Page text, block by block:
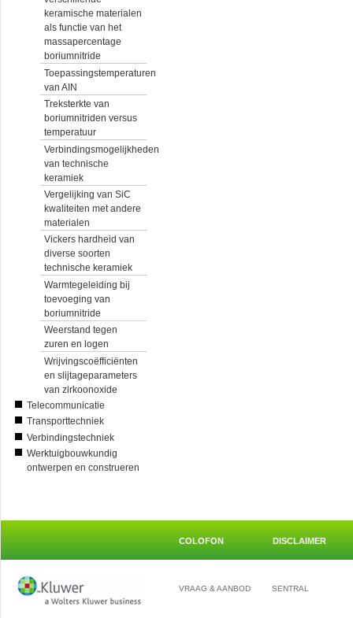
keramische materialen
als functie van het
massapercentage
boriumnitride
Toepassingstemperaturen
van AIN
Treksterkte van
boriumnitriden versus
temperatuur
Verbindingsmogelijkheden
van technische
keramiek
Vergelijking van SiC
kwaliteiten met andere
materialen
Vickers hardheid van
diverse soorten
technische keramiek
Warmtegeleiding bij
toevoeging van
boriumnitride
Weerstand tegen
zuren en logen
Wrijvingscoëfficiënten
en slijtageparameters
van zirkoonoxide
Telecommunicatie
Transporttechniek
Verbindingstechniek
Werktuigbouwkundig
ontwerpen en construeren
COLOFON DISCLAIMER
VRAAG & AANBOD SENTRAL